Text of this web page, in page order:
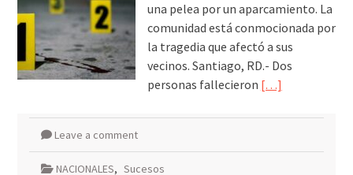
una pelea por un aparcamiento. La
comunidad está conmocionada por
la tragedia que afectó a sus
vecinos. Santiago, RD.- Dos
personas fallecieron […]
Leave a comment
NACIONALES, Sucesos